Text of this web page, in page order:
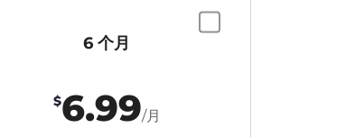
6 个月
$6.99/月